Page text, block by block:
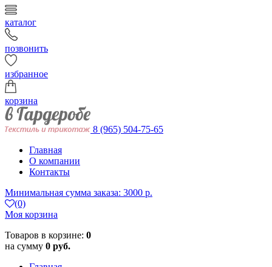
каталог
позвонить
избранное
корзина
8 (965) 504-75-65
Главная
О компании
Контакты
Минимальная сумма заказа: 3000 р.
(0)
Моя корзина
Товаров в корзине: 0
на сумму 0 руб.